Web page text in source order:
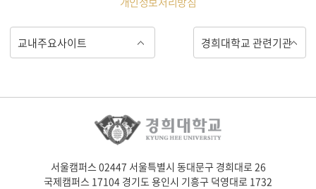
서울캠퍼스 02447 서울특별시 동대문구 경희대로 26
국제캠퍼스 17104 경기도 용인시 기흥구 덕영대로 1732